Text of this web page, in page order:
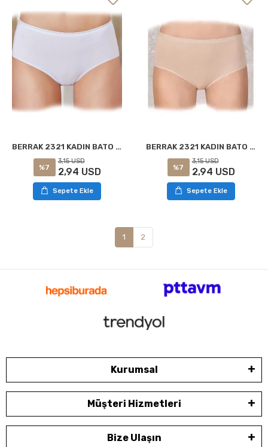
BERRAK 2321 KADIN BATO KÜLOT BEYAZ
%7
3,15 USD
2,94 USD
Sepete Ekle
BERRAK 2321 KADIN BATO KÜLOT TEN
%7
3,15 USD
2,94 USD
Sepete Ekle
1 2
Kurumsal
Müşteri Hizmetleri
Bize Ulaşın